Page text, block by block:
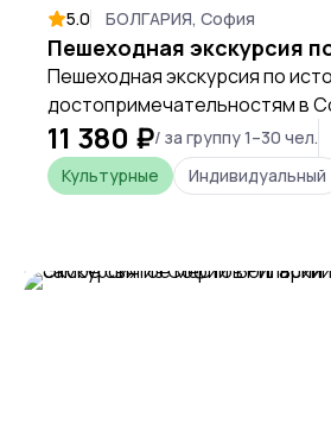
5.0 БОЛГАРИЯ, София
Пешеходная экскурсия
Пешеходная экскурсия по
достопримечательностям в
11 380 ₽/ за группу 1–30 чел.
Культурные
Индивидуальный